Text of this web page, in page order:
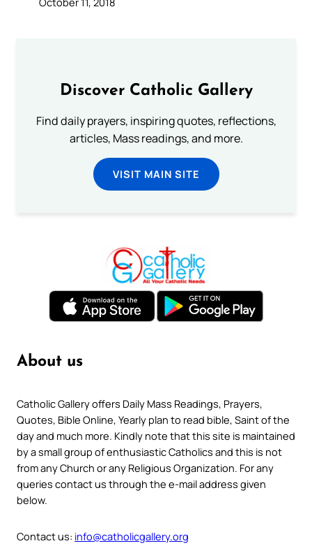
Discover Catholic Gallery
Find daily prayers, inspiring quotes, reflections,
articles, Mass readings, and more.
VISIT MAIN SITE
About us
Catholic Gallery offers Daily Mass Readings, Prayers,
Quotes, Bible Online, Yearly plan to read bible, Saint of the
day and much more. Kindly note that this site is maintained
by a small group of enthusiastic Catholics and this is not
from any Church or any Religious Organization. For any
queries contact us through the e-mail address given
below.
Contact us: info@catholicgallery.org